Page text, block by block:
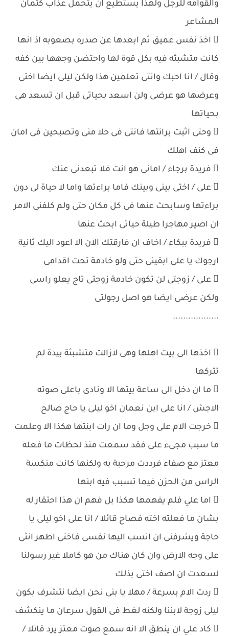
والقوامه للرجل ولهذا يستطيع ان يتحمل عذاب كتمان
المشاعر
 اخذ نفس عميق ثم ابعدها عن صدره بصعوبه اذ انها
كانت متشبثه فيه بكل قوة لها واحتضن وجهها بين كفه
وقال / انا احبك وانتى تعلمين هذا ولكن ليلى ايضا اختى
وعرضها هو عرضى ولن اسعد بحياتى قبل ان تسعد هى
بحياتها
 وحتى اثبت برائتها فانتى فى حلا منى وتصبحين فى امان
فى كنف اهلك
 فريدة برجاء / امانى هو انت فلا تبعدنى عنك
 على / اختى بينى وبينك فاما براءتها واما لا حياة لى دون
براءتها وسابحث عنها فى كل مكان حتى ولم كلفنى الامر
ان اصير مهاجرا طيلة حياتى ابحث عنها
 فريدة ببكاء / اخاف ان فارقتك الان الا اعود اليك ثانية
ارجوك يا على ابقينى حتى ولو خادمة تحت اقدامى
 على / زوجتى لن تكون خادمة زوجتى تاج يعلو راسى
ولكن عرضى ايضا هو اصل رجولتى
..................
 اخذها الى بيت اهلها وهى لازالت متشبثة بيدة لم
تتركها
 ما ان دخل الى ساعة بيتها الا ونادى باعلى صوته
الاجش / انا على ابن نعمان اخو ليلى يا حاج صالح
 خرجت الام على وجل وما ان رات ابنتها هكذا الا وعلمت
ما سبب مجىء على فقد سمعت منذ لحظات ما فعله
معتز مع صفاء فرددت مرحبة به ولكنها كانت منكسة
الراس من الحزن فيما تسبب فيه ابنها
 اما علي فلم يفهمها هكذا بل فهم ان هذا احتقار له
بشان ما فعلته اخته فصاح قائلا / انا على اخو ليلى يا
حاجة ويشرفنى ان انسب اليها نفسى فاختى اطهر انثى
على وجه الارض وان كان هناك من هو كاملا غير رسولنا
لسعدت ان اصف اختى بذلك
 ردت الام بسرعة / مهلا يا بنى نحن ايضا نتشرف بكون
ليلى زوجة لابننا ولكنه لغط فى القول سرعان ما ينكشف
 كاد علي ان ينطق الا انه سمع صوت معتز يرد قائلا /